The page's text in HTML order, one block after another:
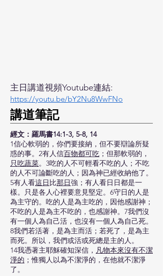
主日講道視頻Youtube連結:
https://youtu.be/bY2Nu8WwFNo
​講道筆記
經文：羅馬書14:1-3, 5-8, 14
1信心軟弱的，你們要接納，但不要辯論所疑
惑的事。2有人信百物都可吃 ；但那軟弱的，
只吃蔬菜。3吃的人不可輕看不吃的人；不吃
的人不可論斷吃的人；因為神已經收納他了。
5有人看這日比那日強；有人看日日都是一
樣。只是各人心裡要意見堅定。6守日的人是
為主守的。吃的人是為主吃的，因他感謝神；
不吃的人是為主不吃的，也感謝神。7我們沒
有一個人為自己活，也沒有一個人為自己死。
8我們若活著，是為主而活；若死了，是為主
而死。所以，我們或活或死總是主的人。
14我憑著主耶穌確知深信， 凡物本來沒有不潔
淨的 ；惟獨人以為不潔淨的，在他就不潔淨
了。